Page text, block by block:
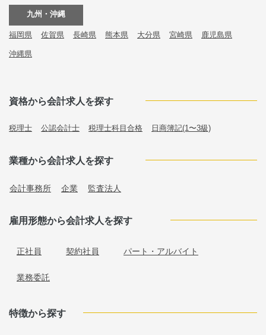
九州・沖縄
福岡県 佐賀県 長崎県 熊本県 大分県 宮崎県 鹿児島県
沖縄県
資格から会計求人を探す
税理士 公認会計士 税理士科目合格 日商簿記(1〜3級)
業種から会計求人を探す
会計事務所 企業 監査法人
雇用形態から会計求人を探す
正社員 契約社員 パート・アルバイト
業務委託
特徴から探す